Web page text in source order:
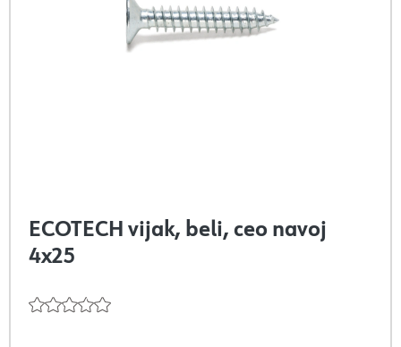
ECOTECH vijak, beli, ceo navoj
4x25